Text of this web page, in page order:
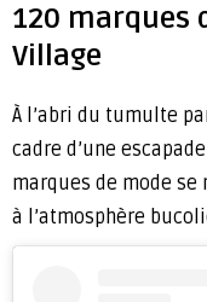
120 marques
Village
À l’abri du tumulte
cadre d’une
marques de mode
à l’atmosphère